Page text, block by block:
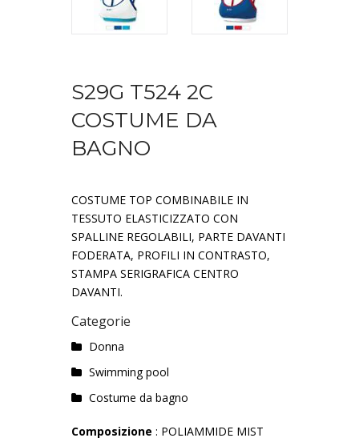
S29G T524 2C
COSTUME DA
BAGNO
COSTUME TOP COMBINABILE IN
TESSUTO ELASTICIZZATO CON
SPALLINE REGOLABILI, PARTE DAVANTI
FODERATA, PROFILI IN CONTRASTO,
STAMPA SERIGRAFICA CENTRO
DAVANTI.
Categorie
Donna
Swimming pool
Costume da bagno
Composizione : POLIAMMIDE MIST